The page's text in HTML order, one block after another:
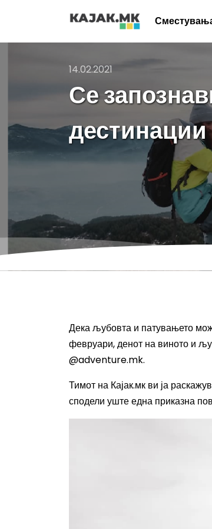
14.02.2021
Се
дестинации
Дека љубовта и патувањето
февруари, денот на виното и
@adventure.mk.
Тимот на Кајак.мк ви ја
сподели уште една приказна